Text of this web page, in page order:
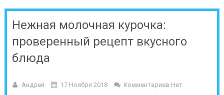
Нежная молочная курочка:
проверенный рецепт вкусного
блюда
Андрей 17 Ноября 2018
Комментариев Нет